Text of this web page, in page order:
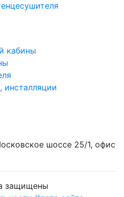
кабины
инсталляции
шоссе 25/1, офис
защищены